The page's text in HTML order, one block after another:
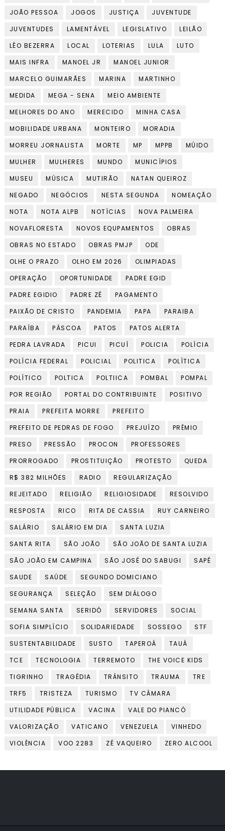
JOÃO PESSOA
JOGOS JUSTIÇA
JUVENTUDE
JUVENTUDES
LAMENTÁVEL LEGISLATIVO
LEILÃO
LÉO BEZERRA
LOCAL LOTERIAS LULA
LUTO
MAIS INFRA
MANOEL JR
MANOEL JUNIOR
MARCELO GUIMARÃES
MARINA
MARTINHO
MEDIDA
MEGA - SENA
MEIO AMBIENTE
MELHORES DO ANO
MERECIDO
MINHA CASA
MOBILIDADE URBANA
MONTEIRO
MORADIA
MORREU JORNALISTA
MORTE MP MPPB
MÚIDO
MULHER
MULHERES MUNDO
MUNICÍPIOS
MUSEU
MÚSICA MUTIRÃO
NATAN QUEIROZ
NEGADO
NEGÓCIOS NESTA SEGUNDA
NOMEAÇÃO
NOTA
NOTA ALPB NOTÍCIAS
NOVA PALMEIRA
NOVAFLORESTA
NOVOS EQUPAMENTOS
OBRAS
OBRAS NO ESTADO
OBRAS PMJP
ODE
OLHE O PRAZO
OLHO EM 2026
OLIMPIADAS
OPERAÇÃO
OPORTUNIDADE
PADRE EGID
PADRE EGIDIO
PADRE ZÉ
PAGAMENTO
PAIXÃO DE CRISTO
PANDEMIA PAPA
PARAIBA
PARAÍBA
PÁSCOA PATOS
PATOS ALERTA
PEDRA LAVRADA
PICUI PICUÍ POLICIA
POLÍCIA
POLÍCIA FEDERAL
POLICIAL POLITICA
POLÍTICA
POLÍTICO
POLTICA POLTIICA POMBAL
POMPAL
POR REGIÃO
PORTAL DO CONTRIBUINTE
POSITIVO
PRAIA
PREFEITA MORRE
PREFEITO
PREFEITO DE PEDRAS DE FOGO
PREJUÍZO
PRÊMIO
PRESO
PRESSÃO PROCON
PROFESSORES
PRORROGADO
PROSTITUIÇÃO PROTESTO
QUEDA
R$ 382 MILHÕES
RADIO
REGULARIZAÇÃO
REJEITADO
RELIGIÃO RELIGIOSIDADE
RESOLVIDO
RESPOSTA
RICO RITA DE CASSIA
RUY CARNEIRO
SALÁRIO
SALÁRIO EM DIA
SANTA LUZIA
SANTA RITA
SÃO JOÃO
SÃO JOÃO DE SANTA LUZIA
SÃO JOÃO EM CAMPINA
SÃO JOSÉ DO SABUGI
SAPÉ
SAUDE
SAÚDE
SEGUNDO DOMICIANO
SEGURANÇA
SELEÇÃO
SEM DIÁLOGO
SEMANA SANTA
SERIDÓ SERVIDORES
SOCIAL
SOFIA SIMPLÍCIO
SOLIDARIEDADE SOSSEGO
STF
SUSTENTABILIDADE
SUSTO TAPEROÁ
TAUÁ
TCE
TECNOLOGIA TERREMOTO
THE VOICE KIDS
TIGRINHO
TRAGÉDIA TRÂNSITO TRAUMA
TRE
TRF5
TRISTEZA TURISMO
TV CÂMARA
UTILIDADE PÚBLICA
VACINA
VALE DO PIANCÓ
VALORIZAÇÃO
VATICANO VENEZUELA
VINHEDO
VIOLÊNCIA
VOO 2283 ZÉ VAQUEIRO ZERO ALCOOL